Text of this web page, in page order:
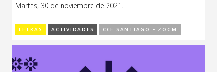
Martes, 30 de noviembre de 2021.
LETRAS ACTIVIDADES CCE SANTIAGO - ZOOM